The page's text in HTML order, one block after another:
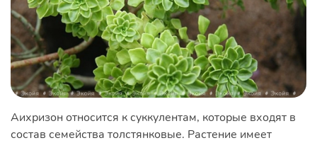
Аихризон относится к суккулентам, которые входят в
состав семейства толстянковые. Растение имеет